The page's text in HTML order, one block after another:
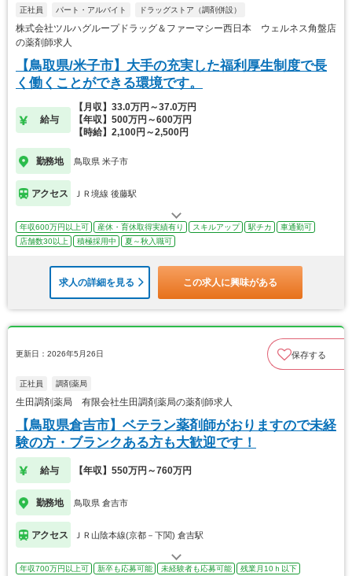
正社員 パート・アルバイト ドラッグストア（調剤併設）
株式会社ツルハグループドラッグ＆ファーマシー西日本 ウェルネス角盤店
の薬剤師求人
【鳥取県/米子市】大手の充実した福利厚生制度で長
く働くことができる環境です。
給与
【月収】33.0万円～37.0万円
【年収】500万円～600万円
【時給】2,100円～2,500円
勤務地 鳥取県 米子市
アクセス ＪＲ境線 後藤駅
年収600万円以上可 産休・育休取得実績有り スキルアップ 駅チカ
車通勤可
店舗数30以上
積極採用中 夏～秋入職可
求人の詳細を見る この求人に興味がある
更新日：2026年5月26日 保存する
正社員 調剤薬局
生田調剤薬局 有限会社生田調剤薬局の薬剤師求人
【鳥取県倉吉市】ベテラン薬剤師がおりますので未経
験の方・ブランクある方も大歓迎です！
給与 【年収】550万円～760万円
勤務地 鳥取県 倉吉市
アクセス ＪＲ山陰本線(京都－下関) 倉吉駅
年収700万円以上可 新卒も応募可能 未経験者も応募可能
残業月10ｈ以下